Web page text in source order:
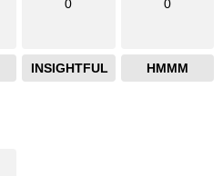
0
INSIGHTFUL
0
HMMM